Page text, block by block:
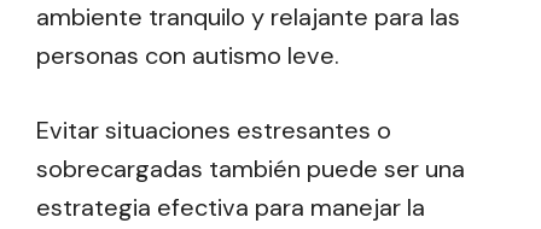
ambiente tranquilo y relajante para las
personas con autismo leve.
Evitar situaciones estresantes o
sobrecargadas también puede ser una
estrategia efectiva para manejar la